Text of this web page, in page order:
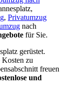
, Privatumzug
nach
für Sie.
gerüstet.
Kosten zu
freuen
und